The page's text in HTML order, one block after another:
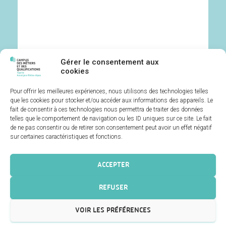
Gérer le consentement aux
cookies
Pour offrir les meilleures expériences, nous utilisons des technologies telles
que les cookies pour stocker et/ou accéder aux informations des appareils. Le
fait de consentir à ces technologies nous permettra de traiter des données
telles que le comportement de navigation ou les ID uniques sur ce site. Le fait
de ne pas consentir ou de retirer son consentement peut avoir un effet négatif
sur certaines caractéristiques et fonctions.
ACCEPTER
REFUSER
VOIR LES PRÉFÉRENCES
formation pour répondre aux besoins du
territoire
Par l’ouverture de formations pour les adultes, en
alternance, en maroquinerie, réglage sur machine
scolaire
Par la rationalisation de l’offre de formation et le
renforcement des complémentarités entre les
établissements qui se traduit par une coloration
des diplômes en fonction du territoire